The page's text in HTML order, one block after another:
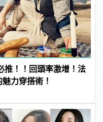
推！！回頭率激增！法
力穿搭術！